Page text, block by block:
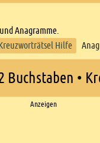
Anagramme.
Hilfe
Buchstaben •
Anzeigen